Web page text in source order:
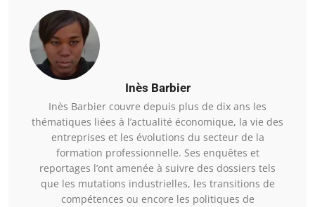
Inès Barbier
Inès Barbier couvre depuis plus de dix ans les
thématiques liées à l’actualité économique, la vie des
entreprises et les évolutions du secteur de la
formation professionnelle. Ses enquêtes et
reportages l’ont amenée à suivre des dossiers tels
que les mutations industrielles, les transitions de
compétences ou encore les politiques de